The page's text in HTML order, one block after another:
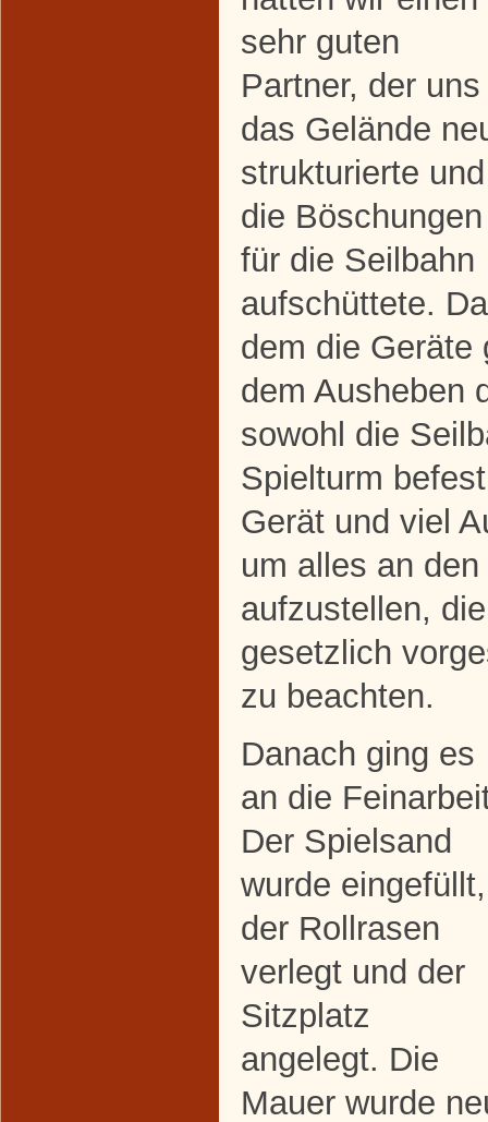
sehr guten
Partner, der uns
das Gelände
strukturierte und
die Böschungen
für die Seilbahn
aufschüttete.
dem die Geräte
dem Ausheben
sowohl die
Spielturm
Gerät und viel
um alles an
aufzustellen,
gesetzlich
zu beachten.
Danach ging es
an die
Der Spielsand
wurde eingefüllt,
der Rollrasen
verlegt und der
Sitzplatz
angelegt. Die
Mauer wurde